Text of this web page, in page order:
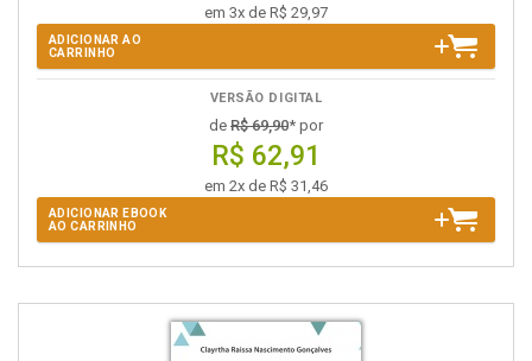
em 3x de R$ 29,97
ADICIONAR AO
CARRINHO
VERSÃO DIGITAL
de R$ 69,90* por
R$ 62,91
em 2x de R$ 31,46
ADICIONAR EBOOK
AO CARRINHO